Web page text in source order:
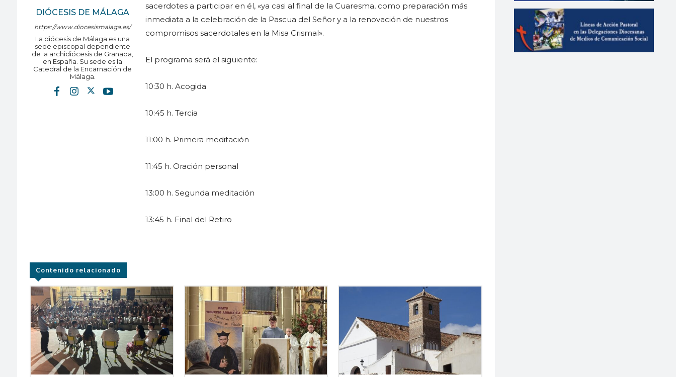
DIÓCESIS DE MÁLAGA
https://www.diocesismalaga.es/
La diócesis de Málaga es una
sede episcopal dependiente
de la archidiócesis de Granada,
en España. Su sede es la
Catedral de la Encarnación de
Málaga.
sacerdotes a participar en él, «ya casi al final de la Cuaresma, como preparación más
inmediata a la celebración de la Pascua del Señor y a la renovación de nuestros
compromisos sacerdotales en la Misa Crismal».
El programa será el siguiente:
10:30 h. Acogida
10:45 h. Tercia
11:00 h. Primera meditación
11:45 h. Oración personal
13:00 h. Segunda meditación
13:45 h. Final del Retiro
Contenido relacionado